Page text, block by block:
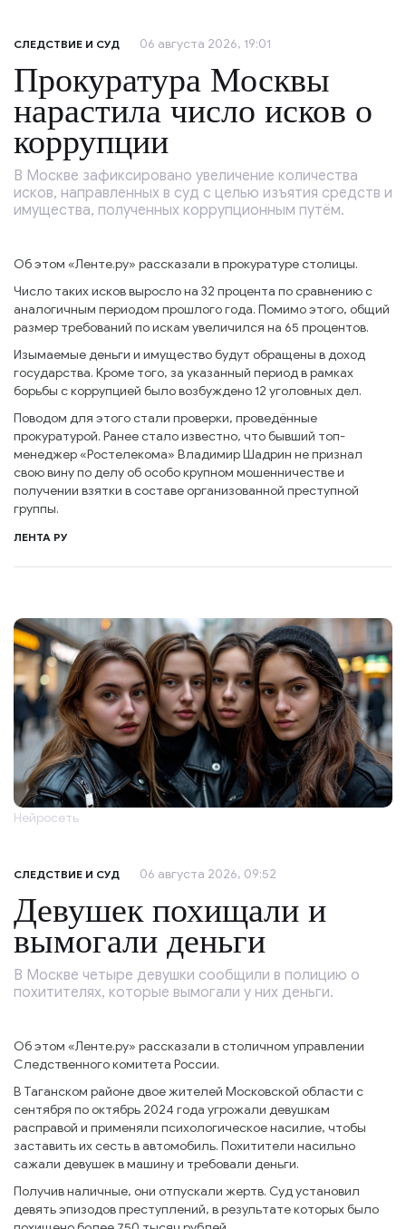
СЛЕДСТВИЕ И СУД 06 августа 2026, 19:01
Прокуратура Москвы
нарастила число исков о
коррупции
В Москве зафиксировано увеличение количества
исков, направленных в суд с целью изъятия средств и
имущества, полученных коррупционным путём.
Об этом «Ленте.ру» рассказали в прокуратуре столицы.
Число таких исков выросло на 32 процента по сравнению с
аналогичным периодом прошлого года. Помимо этого, общий
размер требований по искам увеличился на 65 процентов.
Изымаемые деньги и имущество будут обращены в доход
государства. Кроме того, за указанный период в рамках
борьбы с коррупцией было возбуждено 12 уголовных дел.
Поводом для этого стали проверки, проведённые
прокуратурой. Ранее стало известно, что бывший топ-
менеджер «Ростелекома» Владимир Шадрин не признал
свою вину по делу об особо крупном мошенничестве и
получении взятки в составе организованной преступной
группы.
ЛЕНТА РУ
Нейросеть
СЛЕДСТВИЕ И СУД 06 августа 2026, 09:52
Девушек похищали и
вымогали деньги
В Москве четыре девушки сообщили в полицию о
похитителях, которые вымогали у них деньги.
Об этом «Ленте.ру» рассказали в столичном управлении
Следственного комитета России.
В Таганском районе двое жителей Московской области с
сентября по октябрь 2024 года угрожали девушкам
расправой и применяли психологическое насилие, чтобы
заставить их сесть в автомобиль. Похитители насильно
сажали девушек в машину и требовали деньги.
Получив наличные, они отпускали жертв. Суд установил
девять эпизодов преступлений, в результате которых было